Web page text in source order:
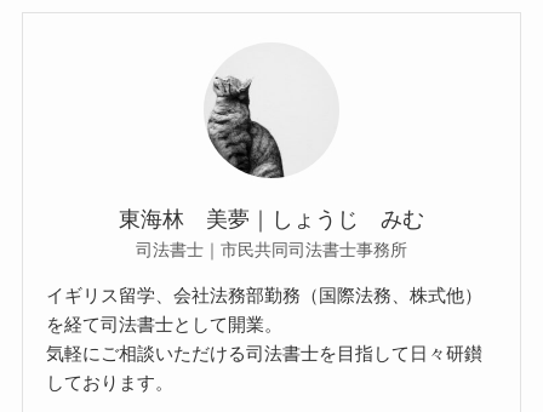
東海林 美夢｜しょうじ みむ
司法書士｜市民共同司法書士事務所
イギリス留学、会社法務部勤務（国際法務、株式他）
を経て司法書士として開業。
気軽にご相談いただける司法書士を目指して日々研鑚
しております。